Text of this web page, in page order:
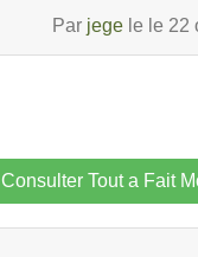
Par jege le le 22
Consulter Tout a Fait